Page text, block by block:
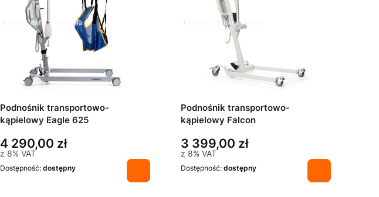
Do 95% dofinansowania
Podnośnik transportowo-
kąpielowy Eagle 625
4 290,00 zł
z 8% VAT
Dostępność: dostępny
Do 95% dofinansowania
Podnośnik transportowo-
kąpielowy Falcon
3 399,00 zł
z 8% VAT
Dostępność: dostępny